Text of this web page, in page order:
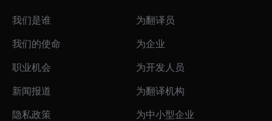
我们是谁
我们的使命
职业机会
新闻报道
隐私政策
为翻译员
为企业
为开发人员
为翻译机构
为中小型企业